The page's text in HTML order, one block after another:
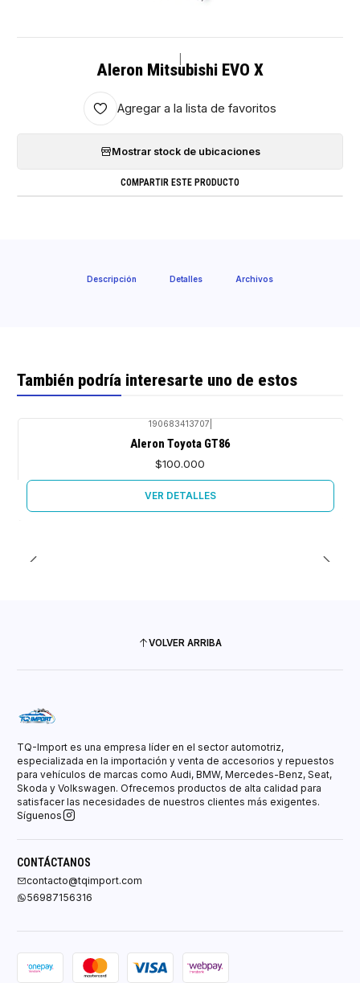
Aleron Mitsubishi EVO X
Agregar a la lista de favoritos
Mostrar stock de ubicaciones
COMPARTIR ESTE PRODUCTO
Descripción Detalles Archivos
También podría interesarte uno de estos
190683413707
Aleron Toyota GT86
$100.000
VER DETALLES
VOLVER ARRIBA
TQ-Import es una empresa líder en el sector automotriz,
especializada en la importación y venta de accesorios y repuestos
para vehículos de marcas como Audi, BMW, Mercedes-Benz, Seat,
Skoda y Volkswagen. Ofrecemos productos de alta calidad para
satisfacer las necesidades de nuestros clientes más exigentes.
Síguenos
CONTÁCTANOS
contacto@tqimport.com
56987156316